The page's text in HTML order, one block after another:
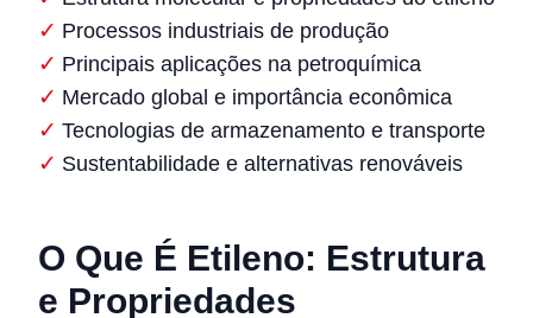
Processos industriais de produção
Principais aplicações na petroquímica
Mercado global e importância econômica
Tecnologias de armazenamento e transporte
Sustentabilidade e alternativas renováveis
O Que É Etileno: Estrutura
e Propriedades